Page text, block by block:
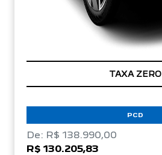
TAXA ZERO
PCD
De: R$ 138.990,00
R$ 130.205,83